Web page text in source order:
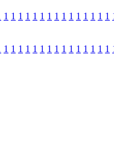
1 1 1 1 1 1 1 1 1 1 1 1 1 1 1
1 1 1 1 1 1 1 1 1 1 1 1 1 1 1